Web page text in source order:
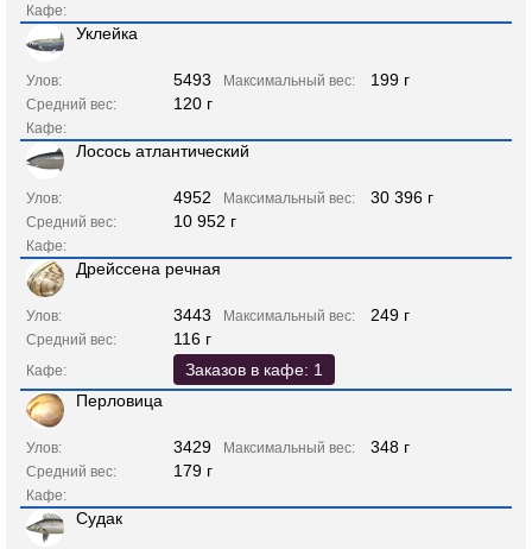
Кафе:
Уклейка
Улов: 5493 Максимальный вес: 199 г
Средний вес: 120 г
Кафе:
Лосось атлантический
Улов: 4952 Максимальный вес: 30 396 г
Средний вес: 10 952 г
Кафе:
Дрейссена речная
Улов: 3443 Максимальный вес: 249 г
Средний вес: 116 г
Кафе:
Заказов в кафе: 1
Перловица
Улов: 3429 Максимальный вес: 348 г
Средний вес: 179 г
Кафе:
Судак